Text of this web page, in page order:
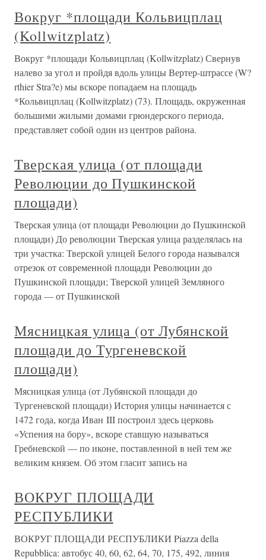
Вокруг *площади Кольвицплац
(Kollwitzplatz)
Вокруг *площади Кольвицплац (Kollwitzplatz) Свернув
налево за угол и пройдя вдоль улицы Вертер-штрассе (W?
rthier Stra?e) мы вскоре попадаем на площадь
*Кольвицплац (Kollwitzplatz) (73). Площадь, окруженная
большими жилыми домами грюндерского периода,
представляет собой один из центров района.
Тверская улица (от площади
Революции до Пушкинской
площади)
Тверская улица (от площади Революции до Пушкинской
площади) До революции Тверская улица разделялась на
три участка: Тверской улицей Белого города назывался
отрезок от современной площади Революции до
Пушкинской площади; Тверской улицей Земляного
города — от Пушкинской
Мясницкая улица (от Лубянской
площади до Тургеневской
площади)
Мясницкая улица (от Лубянской площади до
Тургеневской площади) История улицы начинается с
1472 года, когда Иван III построил здесь церковь
«Успения на бору», вскоре ставшую называться
Гребневской — по иконе, поставленной в ней тем же
великим князем. Об этом гласит запись на
ВОКРУГ ПЛОЩАДИ
РЕСПУБЛИКИ
ВОКРУГ ПЛОЩАДИ РЕСПУБЛИКИ Piazza della
Repubblica: автобус 40, 60, 62, 64, 70, 175, 492, линия